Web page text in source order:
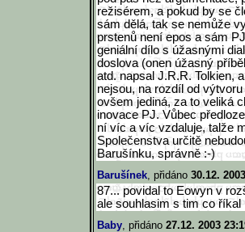
režisérem, a pokud by se
sám dělá, tak se nemůže
prstenů není epos a sám
geniální dílo s úžasnými
doslova (onen úžasný
atd. napsal J.R.R. Tolkien,
nejsou, na rozdíl od
ovšem jediná, za to veliká
inovace PJ. Vůbec
ní víc a víc vzdaluje, talže
Společenstva určitě
Barušínku, správně :-)
Barušínek, přidáno 30.12.
87... povidal to Eowyn v
ale souhlasim s tim co říkal
Baby, přidáno 27.12. 2003